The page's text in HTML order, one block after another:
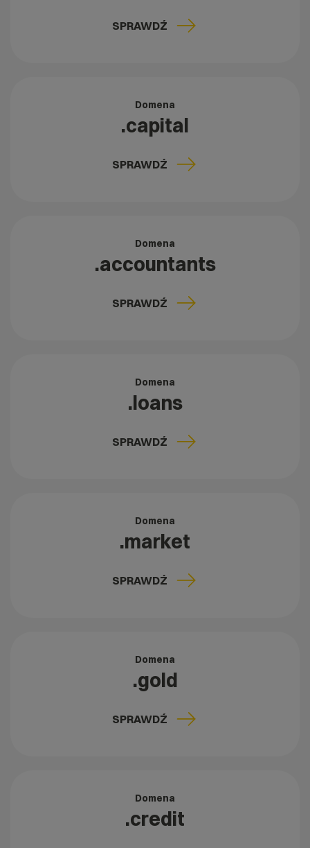
SPRAWDŹ
Domena
.capital
SPRAWDŹ
Domena
.accountants
SPRAWDŹ
Domena
.loans
SPRAWDŹ
Domena
.market
SPRAWDŹ
Domena
.gold
SPRAWDŹ
Domena
.credit